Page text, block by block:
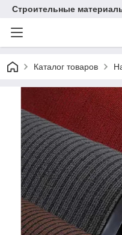
Строительные
Каталог товаров